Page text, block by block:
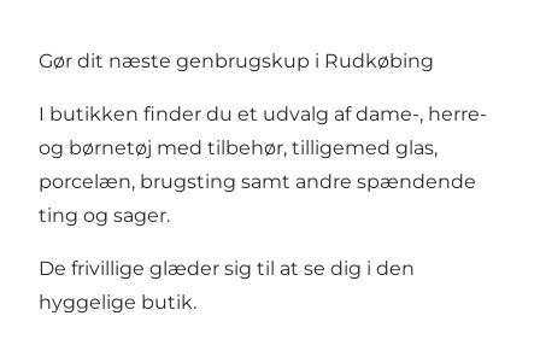
Gør dit næste genbrugskup i Rudkøbing
I butikken finder du et udvalg af dame-, herre-
og børnetøj med tilbehør, tilligemed glas,
porcelæn, brugsting samt andre spændende
ting og sager.
De frivillige glæder sig til at se dig i den
hyggelige butik.